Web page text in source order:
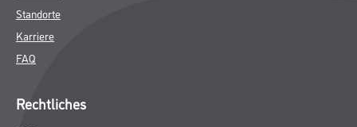
Standorte
Karriere
FAQ
Rechtliches